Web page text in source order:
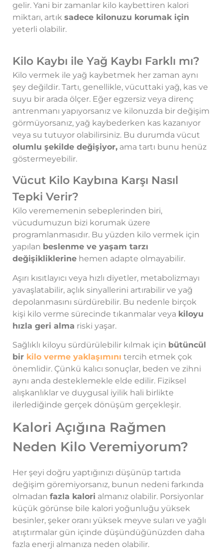
gelir. Yani bir zamanlar kilo kaybettiren kalori
miktarı, artık sadece kilonuzu korumak için
yeterli olabilir.
Kilo Kaybı ile Yağ Kaybı Farklı mı?
Kilo vermek ile yağ kaybetmek her zaman aynı
şey değildir. Tartı, genellikle, vücuttaki yağ, kas ve
suyu bir arada ölçer. Eğer egzersiz veya direnç
antrenmanı yapıyorsanız ve kilonuzda bir değişim
görmüyorsanız, yağ kaybederken kas kazanıyor
veya su tutuyor olabilirsiniz. Bu durumda vücut
olumlu şekilde değişiyor, ama tartı bunu henüz
göstermeyebilir.
Vücut Kilo Kaybına Karşı Nasıl
Tepki Verir?
Kilo verememenin sebeplerinden biri,
vücudumuzun bizi korumak üzere
programlanmasıdır. Bu yüzden kilo vermek için
yapılan beslenme ve yaşam tarzı
değişikliklerine hemen adapte olmayabilir.
Aşırı kısıtlayıcı veya hızlı diyetler, metabolizmayı
yavaşlatabilir, açlık sinyallerini artırabilir ve yağ
depolanmasını sürdürebilir. Bu nedenle birçok
kişi kilo verme sürecinde tıkanmalar veya kiloyu
hızla geri alma riski yaşar.
Sağlıklı kiloyu sürdürülebilir kılmak için bütüncül
bir kilo verme yaklaşımını tercih etmek çok
önemlidir. Çünkü kalıcı sonuçlar, beden ve zihni
aynı anda desteklemekle elde edilir. Fiziksel
alışkanlıklar ve duygusal iyilik hali birlikte
ilerlediğinde gerçek dönüşüm gerçekleşir.
Kalori Açığına Rağmen
Neden Kilo Veremiyorum?
Her şeyi doğru yaptığınızı düşünüp tartıda
değişim göremiyorsanız, bunun nedeni farkında
olmadan fazla kalori almanız olabilir. Porsiyonlar
küçük görünse bile kalori yoğunluğu yüksek
besinler, şeker oranı yüksek meyve suları ve yağlı
atıştırmalar gün içinde düşündüğünüzden daha
fazla enerji almanıza neden olabilir.